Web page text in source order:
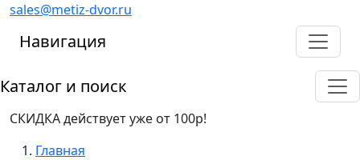
sales@metiz-dvor.ru
Навигация
Каталог и поиск
СКИДКА действует уже от 100р!
Главная